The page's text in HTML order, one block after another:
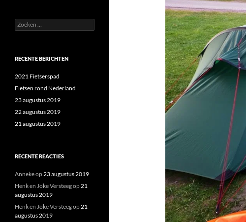
Zoeken
naar:
RECENTE BERICHTEN
2021 Fietserspad
Fietsen rond Nederland
23 augustus 2019
22 augustus 2019
21 augustus 2019
RECENTE REACTIES
Annekeop23 augustus 2019
Henk en Joke Versteegop21
augustus 2019
Henk en Joke Versteegop21
augustus 2019